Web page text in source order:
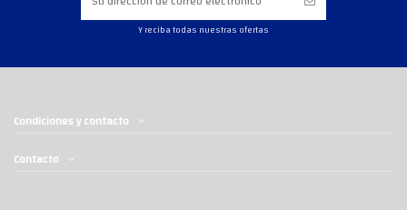
Y reciba todas nuestras ofertas
Condiciones y contacto
Contacto